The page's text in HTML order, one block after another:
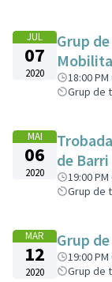
JUL
07
2020
Grup
18:00 PM
Grup de
MAI
06
2020
de
19:00 PM
Grup de
MAR
12
2020
Grup
19:00 PM
Grup de